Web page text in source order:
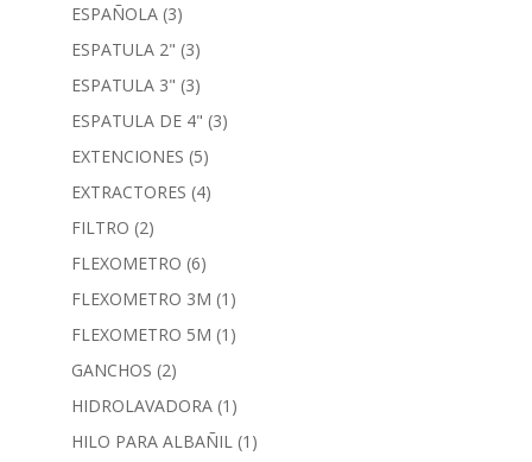
ESPAÑOLA (3)
ESPATULA 2" (3)
ESPATULA 3" (3)
ESPATULA DE 4" (3)
EXTENCIONES (5)
EXTRACTORES (4)
FILTRO (2)
FLEXOMETRO (6)
FLEXOMETRO 3M (1)
FLEXOMETRO 5M (1)
GANCHOS (2)
HIDROLAVADORA (1)
HILO PARA ALBAÑIL (1)